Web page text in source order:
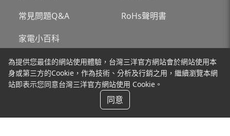
為提供您最佳的網站使用體驗，台灣三洋官方網站會於網站使用本
身或第三方的Cookie，作為技術、分析及行銷之用，繼續瀏覽本網
站即表示您同意台灣三洋官方網站使用 Cookie。
同意
常見問題Q&A
家電小百科
RoHs聲明書
關於台灣三洋 新聞